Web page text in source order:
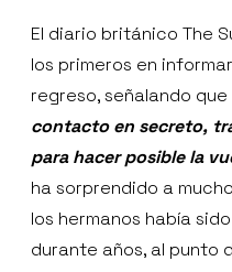
El diario británico The
los primeros en
regreso, señalando que
contacto en secreto,
para hacer posible la
ha sorprendido a
los hermanos había
durante años, al punto